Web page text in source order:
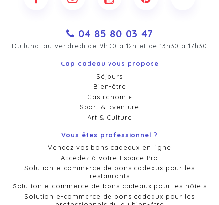
04 85 80 03 47
Du lundi au vendredi de 9h00 à 12h et de 13h30 à 17h30
Cap cadeau vous propose
Séjours
Bien-être
Gastronomie
Sport & aventure
Art & Culture
Vous êtes professionnel ?
Vendez vos bons cadeaux en ligne
Accédez à votre Espace Pro
Solution e-commerce de bons cadeaux pour les
restaurants
Solution e-commerce de bons cadeaux pour les hôtels
Solution e-commerce de bons cadeaux pour les